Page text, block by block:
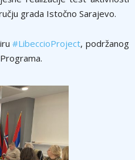
grada Istočno Sarajevo.
#LibeccioProject, podržanog
Programa.